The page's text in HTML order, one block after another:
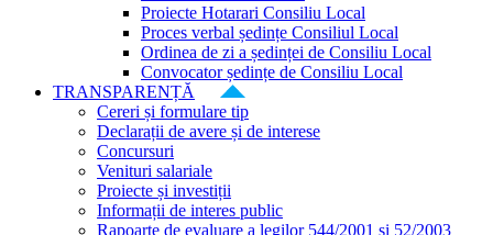
Proiecte Hotarari Consiliu Local
Proces verbal ședințe Consiliul Local
Ordinea de zi a ședinței de Consiliu Local
Convocator ședințe de Consiliu Local
TRANSPARENȚĂ
Cereri și formulare tip
Declarații de avere și de interese
Concursuri
Venituri salariale
Proiecte și investiții
Informații de interes public
Rapoarte de evaluare a legilor 544/2001 și 52/2003